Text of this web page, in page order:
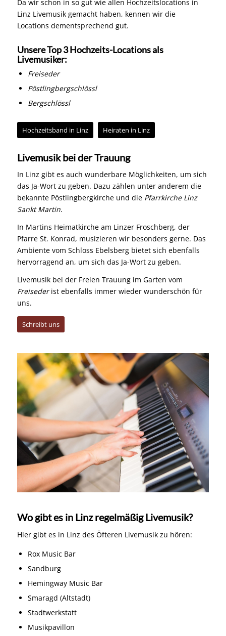
Da wir schon in so gut wie allen Hochzeitslocations in
Linz Livemusik gemacht haben, kennen wir die
Locations dementsprechend gut.
Unsere Top 3 Hochzeits-Locations als
Livemusiker:
Freiseder
Pöstlingbergschlössl
Bergschlössl
Hochzeitsband in Linz Heiraten in Linz
Livemusik bei der Trauung
In Linz gibt es auch wunderbare Möglichkeiten, um sich
das Ja-Wort zu geben. Dazu zählen unter anderem die
bekannte Pöstlingbergkirche und die Pfarrkirche Linz
Sankt Martin.
In Martins Heimatkirche am Linzer Froschberg, der
Pfarre St. Konrad, musizieren wir besonders gerne. Das
Ambiente vom Schloss Ebelsberg bietet sich ebenfalls
hervorragend an, um sich das Ja-Wort zu geben.
Livemusik bei der Freien Trauung im Garten vom
Freisederist ebenfalls immer wieder wunderschön für
uns.
Schreibt uns
Wo gibt es in Linz regelmäßig Livemusik?
Hier gibt es in Linz des Öfteren Livemusik zu hören:
Rox Music Bar
Sandburg
Hemingway Music Bar
Smaragd (Altstadt)
Stadtwerkstatt
Musikpavillon